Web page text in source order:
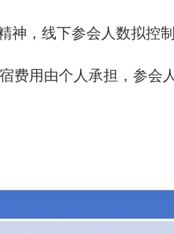
神，线下参会人数拟控制
用由个人承担，参会